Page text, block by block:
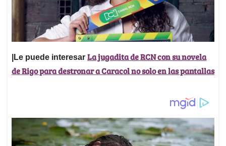
|Le puede interesar La jugadita de RCN con su novela
de Rigo para destronar a Caracol no solo en las pantallas